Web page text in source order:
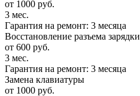
от 1000 руб.
3 мес.
Гарантия на ремонт: 3 месяца
Восстановление разъема зарядки
от 600 руб.
3 мес.
Гарантия на ремонт: 3 месяца
Замена клавиатуры
от 1000 руб.